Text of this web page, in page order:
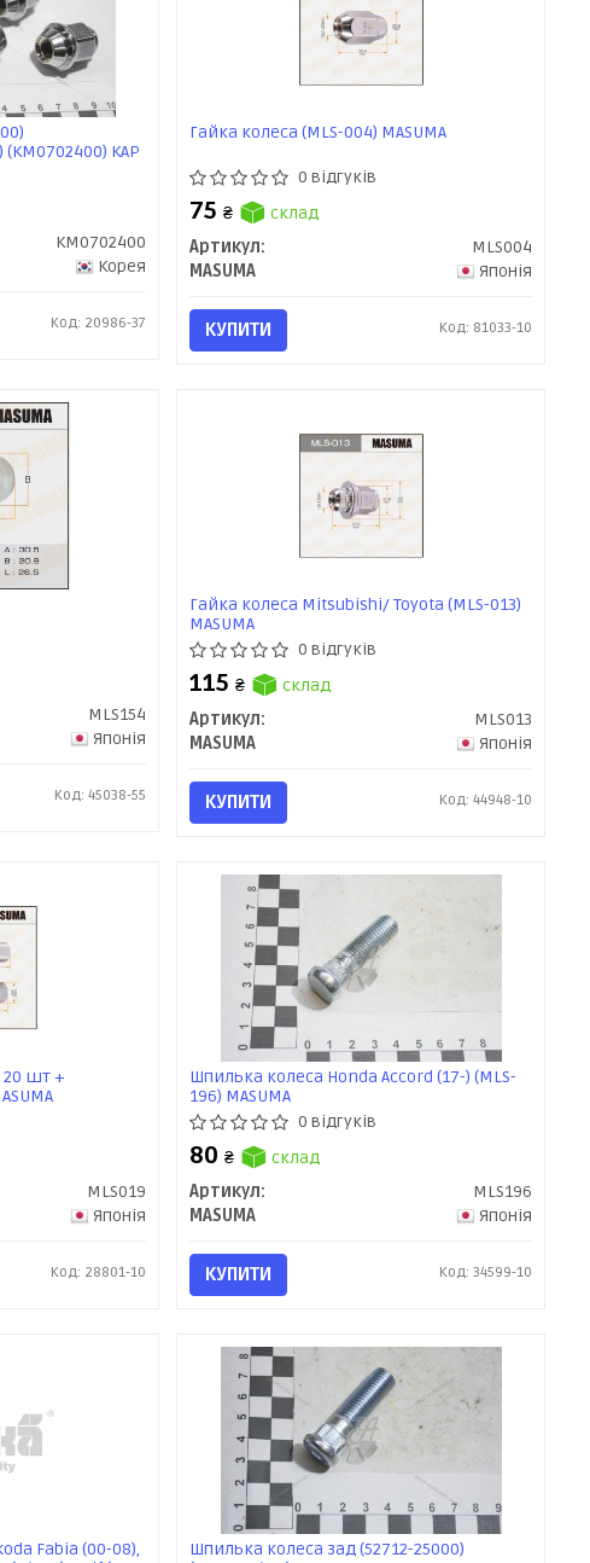
KAP
KM0702400
Корея
Код: 20986-37
Гайка колеса (MLS-004) MASUMA
0 відгуків
75₴
склад
Артикул:
MLS004
MASUMA
Японія
КУПИТИ Код: 81033-10
MLS154
Японія
Код: 45038-55
Гайка колеса Mitsubishi/ Toyota (MLS-013)
MASUMA
0 відгуків
115₴
склад
Артикул:
MLS013
MASUMA
Японія
КУПИТИ Код: 44948-10
20 шт +
MLS019
Японія
Код: 28801-10
Шпилька колеса Honda Accord (17-) (MLS-
196) MASUMA
0 відгуків
80₴
склад
Артикул:
MLS196
MASUMA
Японія
КУПИТИ Код: 34599-10
Fabia (00-08),
Шпилька колеса зад (52712-25000)